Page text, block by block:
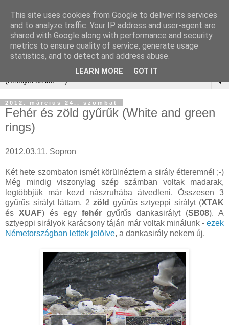
▼
2012. március 24., szombat
Fehér és zöld gyűrűk (White and green
rings)
2012.03.11. Sopron
Két hete szombaton ismét körülnéztem a sirály étteremnél ;-)
Még mindig viszonylag szép számban voltak madarak,
legtöbbjük már kezd nászruhába átvedleni. Összesen 3
gyűrűs sirályt láttam, 2 zöld gyűrűs sztyeppi sirályt (XTAK
és XUAF) és egy fehér gyűrűs dankasirályt (SB08). A
sztyeppi sirályok karácsony táján már voltak minálunk - ezek
Németországban lettek jelölve, a dankasirály nekem új.
This site uses cookies from Google to deliver its services
and to analyze traffic. Your IP address and user-agent are
shared with Google along with performance and security
metrics to ensure quality of service, generate usage
statistics, and to detect and address abuse.
LEARN MORE GOT IT